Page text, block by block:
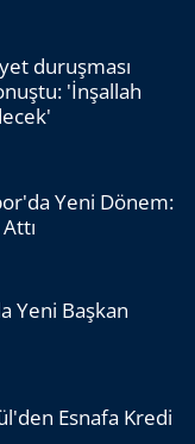
duruşması
'İnşallah
Yeni Dönem:
Yeni Başkan
Esnafa Kredi